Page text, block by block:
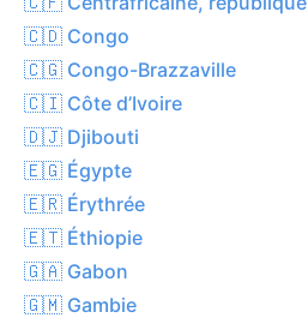
🇨🇩 Congo
🇨🇬 Congo-Brazzaville
🇨🇮 Côte d’Ivoire
🇩🇯 Djibouti
🇪🇬 Égypte
🇪🇷 Érythrée
🇪🇹 Éthiopie
🇬🇦 Gabon
🇬🇲 Gambie